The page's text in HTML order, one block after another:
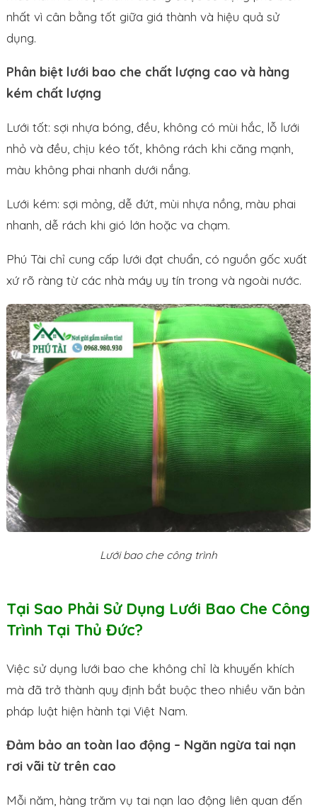
nhất vì cân bằng tốt giữa giá thành và hiệu quả sử
dụng.
Phân biệt lưới bao che chất lượng cao và hàng
kém chất lượng
Lưới tốt: sợi nhựa bóng, đều, không có mùi hắc, lỗ lưới
nhỏ và đều, chịu kéo tốt, không rách khi căng mạnh,
màu không phai nhanh dưới nắng.
Lưới kém: sợi mỏng, dễ đứt, mùi nhựa nồng, màu phai
nhanh, dễ rách khi gió lớn hoặc va chạm.
Phú Tài chỉ cung cấp lưới đạt chuẩn, có nguồn gốc xuất
xứ rõ ràng từ các nhà máy uy tín trong và ngoài nước.
Lưới bao che công trình
Tại Sao Phải Sử Dụng Lưới Bao Che Công
Trình Tại Thủ Đức?
Việc sử dụng lưới bao che không chỉ là khuyến khích
mà đã trở thành quy định bắt buộc theo nhiều văn bản
pháp luật hiện hành tại Việt Nam.
Đảm bảo an toàn lao động – Ngăn ngừa tai nạn
rơi vãi từ trên cao
Mỗi năm, hàng trăm vụ tai nạn lao động liên quan đến